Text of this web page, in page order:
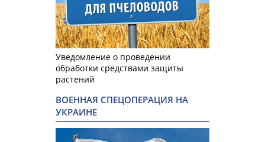
Уведомление о проведении
обработки средствами защиты
растений
ВОЕННАЯ СПЕЦОПЕРАЦИЯ НА
УКРАИНЕ